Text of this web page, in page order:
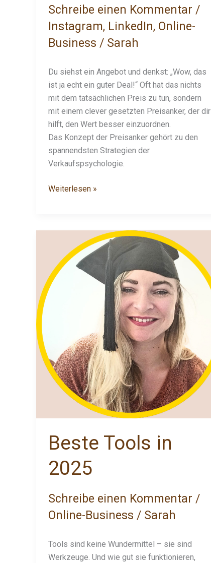
Schreibe einen Kommentar /
Instagram, LinkedIn, Online-
Business / Sarah
Du siehst ein Angebot und denkst: „Wow, das
ist ja echt ein guter Deal!“ Oft hat das nichts
mit dem tatsächlichen Preis zu tun, sondern
mit einem clever gesetzten Preisanker, der dir
hilft, den Wert besser einzuordnen.
Das Konzept der Preisanker gehört zu den
spannendsten Strategien der
Verkaufspsychologie.
Weiterlesen »
Beste Tools in
2025
Schreibe einen Kommentar /
Online-Business / Sarah
Tools sind keine Wundermittel – sie sind
Werkzeuge. Und wie gut sie funktionieren,
2025